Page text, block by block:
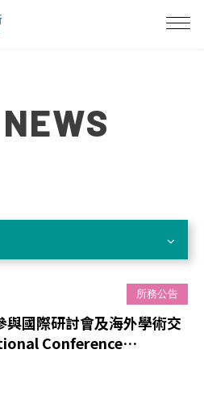
所務公告
與國際研討會及海外學術交
Conference